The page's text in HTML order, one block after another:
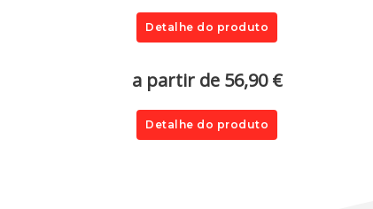
Detalhe do produto
a partir de 56,90 €
Detalhe do produto